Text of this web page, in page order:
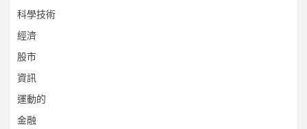
科學技術
經濟
股市
資訊
運動的
金融